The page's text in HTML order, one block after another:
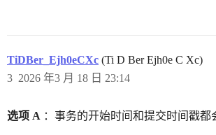
TiDBer_Ejh0eCXc (Ti D Ber Ejh0e C Xc)
2026 年3 月 18 日 23:14
3
选项 A ：事务的开始时间和提交时间戳都